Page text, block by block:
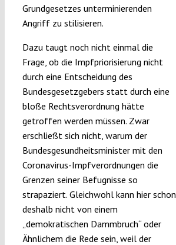
Grundgesetzes unterminierenden
Angriff zu stilisieren.
Dazu taugt noch nicht einmal die
Frage, ob die Impfpriorisierung nicht
durch eine Entscheidung des
Bundesgesetzgebers statt durch eine
bloße Rechtsverordnung hätte
getroffen werden müssen. Zwar
erschließt sich nicht, warum der
Bundesgesundheitsminister mit den
Coronavirus-Impfverordnungen die
Grenzen seiner Befugnisse so
strapaziert. Gleichwohl kann hier schon
deshalb nicht von einem
„demokratischen Dammbruch“ oder
Ähnlichem die Rede sein, weil der